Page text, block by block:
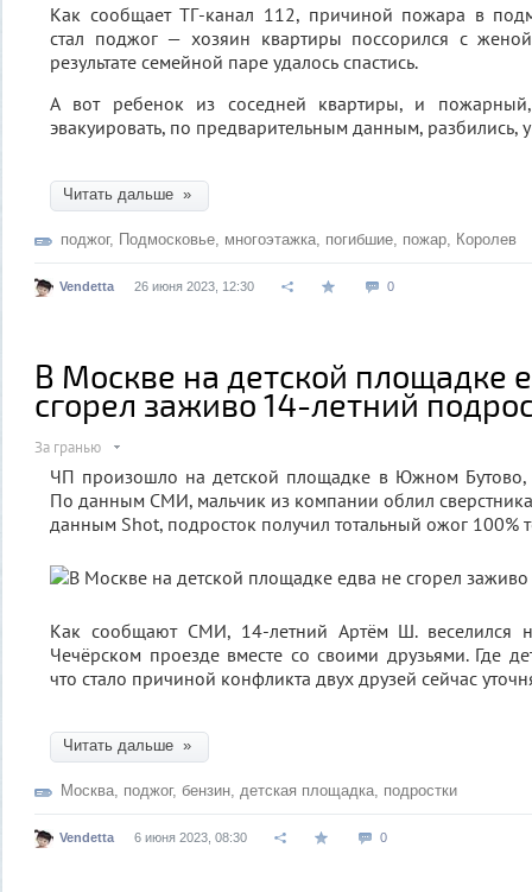
Как сообщает ТГ-канал 112, причиной пожара в
стал поджог — хозяин квартиры поссорился с
результате семейной паре удалось спастись.
А вот ребенок из соседней квартиры, и
эвакуировать, по предварительным данным, разбились,
Читать дальше »
поджог, Подмосковье многоэтажка погибшие пожар Королев
Vendetta 26 июня 2023, 12:30 0
В Москве на детской площадке
сгорел заживо 14-летний
За гранью
ЧП произошло на детской площадке в Южном
По данным СМИ, мальчик из компании облил
данным Shot, подросток получил тотальный ожог 100%
Как сообщают СМИ, 14-летний Артём Ш. веселился
Чечёрском проезде вместе со своими друзьями. Где
что стало причиной конфликта двух друзей сейчас
Читать дальше »
Москва поджог, бензин детская площадка подростки
Vendetta 6 июня 2023, 08:30 0